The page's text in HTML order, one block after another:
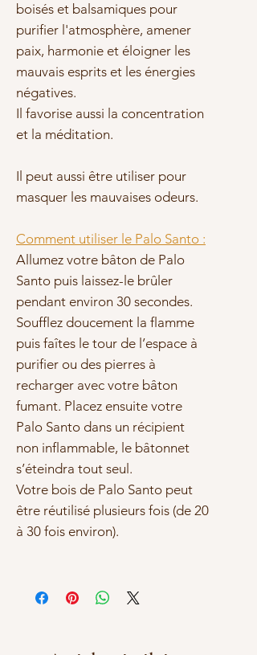
boisés et balsamiques pour
purifier l'atmosphère, amener
paix, harmonie et éloigner les
mauvais esprits et les énergies
négatives.
Il favorise aussi la concentration
et la méditation.
Il peut aussi être utiliser pour
masquer les mauvaises odeurs.
Comment utiliser le Palo Santo :
Allumez votre bâton de Palo
Santo puis laissez-le brûler
pendant environ 30 secondes.
Soufflez doucement la flamme
puis faîtes le tour de l’espace à
purifier ou des pierres à
recharger avec votre bâton
fumant. Placez ensuite votre
Palo Santo dans un récipient
non inflammable, le bâtonnet
s’éteindra tout seul.
Votre bois de Palo Santo peut
être réutilisé plusieurs fois (de 20
à 30 fois environ).